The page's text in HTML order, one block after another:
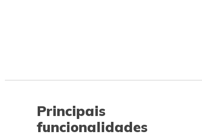
Principais
funcionalidades